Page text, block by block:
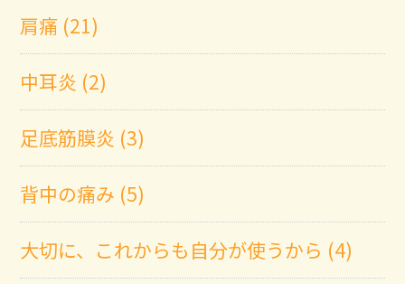
肩痛 (21)
中耳炎 (2)
足底筋膜炎 (3)
背中の痛み (5)
大切に、これからも自分が使うから (4)